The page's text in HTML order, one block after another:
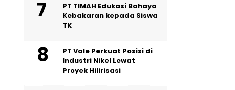
PT TIMAH Edukasi Bahaya
Kebakaran kepada Siswa
TK
PT Vale Perkuat Posisi di
Industri Nikel Lewat
Proyek Hilirisasi